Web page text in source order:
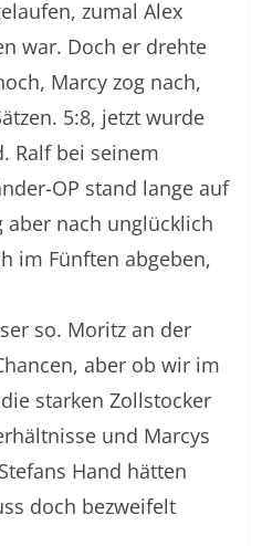
zumal Alex
war. Doch er drehte
Marcy zog nach,
5:8, jetzt wurde
Ralf bei seinem
OP stand lange auf
aber nach unglücklich
im Fünften abgeben,
so. Moritz an der
aber ob wir im
starken Zollstocker
und Marcys
Hand hätten
doch bezweifelt